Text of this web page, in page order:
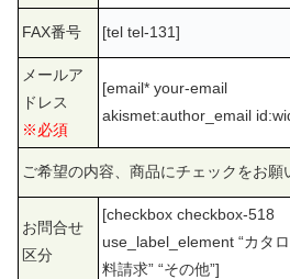
FAX番号 [tel tel-131]
メールア
ドレス
※必須
[email* your-email
akismet:author_email
ご希望の内容、商品にチェックをお願
お問合せ
区分
[checkbox checkbox-518
use_label_element “カタロ
料請求” “その他”]